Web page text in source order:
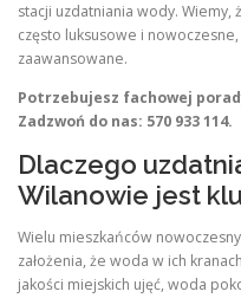
stacji uzdatniania wody. Wiemy,
często luksusowe i
zaawansowane.
Potrzebujesz fachowej
Zadzwoń do nas: 570 933 114.
Dlaczego
Wilanowie jest
Wielu mieszkańców
założenia, że woda w ich
jakości miejskich ujęć, woda